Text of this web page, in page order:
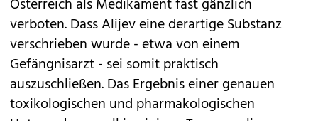
Österreich als Medikament fast gänzlich
verboten. Dass Alijev eine derartige Substanz
verschrieben wurde - etwa von einem
Gefängnisarzt - sei somit praktisch
auszuschließen. Das Ergebnis einer genauen
toxikologischen und pharmakologischen